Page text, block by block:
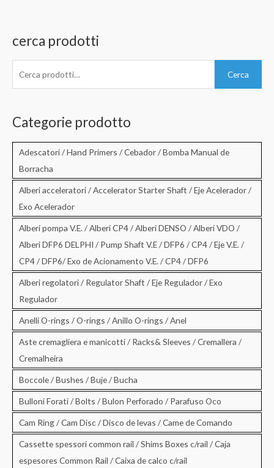
cerca prodotti
c
Cerca
Categorie prodotto
Adescatori / Hand Primers / Cebador / Bomba Manual de
Borracha
Alberi acceleratori / Accelerator Starter Shaft / Eje Acelerador /
Exo Acelerador
Alberi pompa V.E. / Alberi CP4 / Alberi DENSO / Alberi VDO /
Alberi DFP6 DELPHI / Pump Shaft V.E / DFP6 / CP4 / Eje V.E. /
CP4 / DFP6/ Exo de Acionamento V.E. / CP4 / DFP6
Alberi regolatori / Regulator Shaft / Eje Regulador / Exo
Regulador
Anelli O-rings / O-rings / Anillo O-rings / Anel
Aste cremagliera e manicotti / Racks& Sleeves / Cremallera /
Cremalheira
Boccole / Bushes / Buje / Bucha
Bulloni Forati / Bolts / Bulon Perforado / Parafuso Oco
Cam Ring / Cam Disc / Disco de levas / Came de Comando
Cassette spessori common rail / Shims Boxes c/rail / Caja
espesores Common Rail / Caixa de calco c/rail